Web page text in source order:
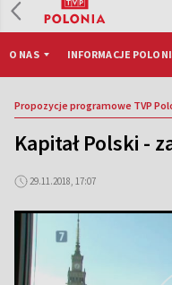
O NAS INFORMACJE
Propozycje programowe TVP
Kapitał Polski -
29.11.2018, 17:07